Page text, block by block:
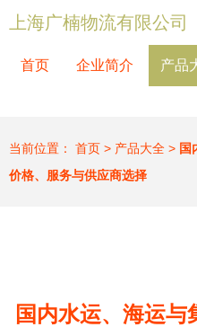
上海广楠物流有限公司
首页 企业简介 产品
当前位置： 首页 > 产品大全 > 国
价格、服务与供应商选择
国内水运、海运